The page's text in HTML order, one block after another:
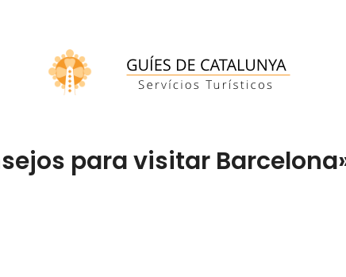
para visitar